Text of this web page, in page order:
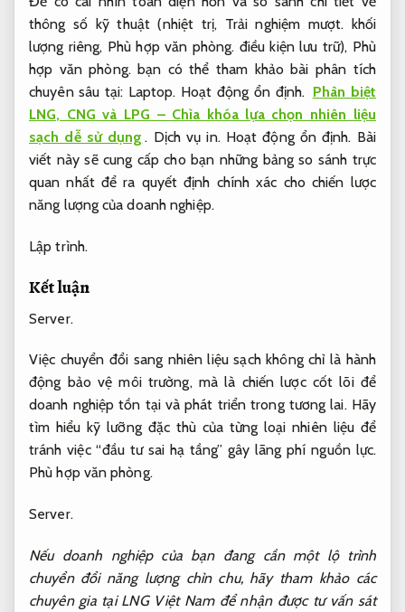
thông số kỹ thuật (nhiệt trị, Trải nghiệm mượt. khối
lượng riêng, Phù hợp văn phòng. điều kiện lưu trữ), Phù
hợp văn phòng.bạn có thể tham khảo bài phân tích
chuyên sâu tại: Laptop. Hoạt động ổn định. Phân biệt
LNG, CNG và LPG – Chìa khóa lựa chọn nhiên liệu
sạch dễ sử dụng . Dịch vụ in. Hoạt động ổn định. Bài
viết này sẽ cung cấp cho bạn những bảng so sánh trực
quan nhất để ra quyết định chính xác cho chiến lược
năng lượng của doanh nghiệp.
Lập trình.
Kết luận
Server.
Việc chuyển đổi sang nhiên liệu sạch không chỉ là hành
động bảo vệ môi trường, mà là chiến lược cốt lõi để
doanh nghiệp tồn tại và phát triển trong tương lai. Hãy
tìm hiểu kỹ lưỡng đặc thù của từng loại nhiên liệu để
tránh việc “đầu tư sai hạ tầng” gây lãng phí nguồn lực.
Phù hợp văn phòng.
Server.
Nếu doanh nghiệp của bạn đang cần một lộ trình
chuyển đổi năng lượng chỉn chu, hãy tham khảo các
chuyên gia tại LNG Việt Nam để nhận được tư vấn sát